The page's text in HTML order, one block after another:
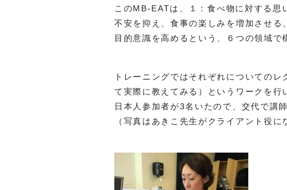
このMB-EATは、１：食べ物に対する思
不安を抑え、食事の楽しみを増加させる
目的意識を高めるという、６つの領域で
トレーニングではそれぞれについての
て実際に教えてみる）というワークを行
日本人参加者が3名いたので、交代で講
（写真はあきこ先生がクライアント役